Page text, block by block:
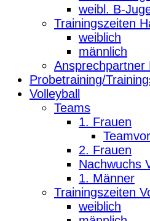
weibl. B-
Trainingszeiten
weiblich
männlich
Ansprechpartner
Probetraining/
Volleyball
Teams
1. Frauen
2. Frauen
Nachwuchs
1. Männer
Trainingszeiten
weiblich